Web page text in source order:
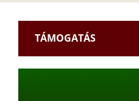
TÁMOGATÁS